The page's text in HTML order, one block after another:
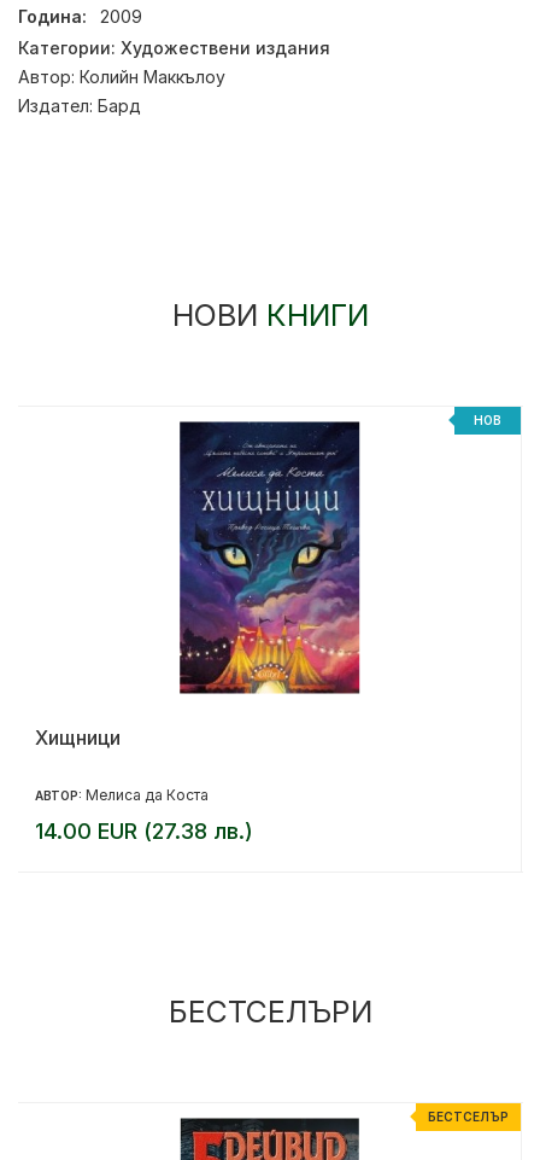
Година:
2009
Категории: Художествени издания
Автор: Колийн Маккълоу
Издател: Бард
НОВИ КНИГИ
НОВ
Хищници
АВТОР: Мелиса да Коста
14.00 EUR (27.38 лв.)
БЕСТСЕЛЪРИ
БЕСТСЕЛЪР